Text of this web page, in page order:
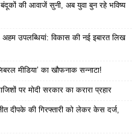
की आवाजें सुनी, अब युवा बुन रहे भविष्य
अहम उपलब्धियां: विकास की नई इबारत लिख
मीडिया’ का खौफनाक सन्नाटा!
पर मोदी सरकार का करारा प्रहार
दीपके की गिरफ्तारी को लेकर केस दर्ज,